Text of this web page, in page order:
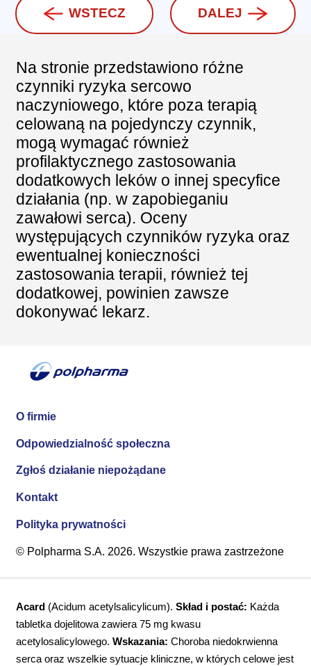
WSTECZ DALEJ
Na stronie przedstawiono różne
czynniki ryzyka sercowo
naczyniowego, które poza terapią
celowaną na pojedynczy czynnik,
mogą wymagać również
profilaktycznego zastosowania
dodatkowych leków o innej specyfice
działania (np. w zapobieganiu
zawałowi serca). Oceny
występujących czynników ryzyka oraz
ewentualnej konieczności
zastosowania terapii, również tej
dodatkowej, powinien zawsze
dokonywać lekarz.
O firmie
Odpowiedzialność społeczna
Zgłoś działanie niepożądane
Kontakt
Polityka prywatności
© Polpharma S.A. 2026. Wszystkie prawa zastrzeżone
Acard (Acidum acetylsalicylicum).Skład i postać: Każda
tabletka dojelitowa zawiera 75 mg kwasu
acetylosalicylowego.Wskazania: Choroba niedokrwienna
serca oraz wszelkie sytuacje kliniczne, w których celowe jest